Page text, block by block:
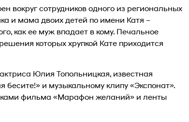
вокруг сотрудников одного из региональных
и мама двоих детей по имени Катя –
как ее муж впадает в кому. Печальное
которых хрупкой Кате приходится
Юлия Топольницкая, известная
и музыкальному клипу «Экспонат».
фильма «Марафон желаний» и ленты